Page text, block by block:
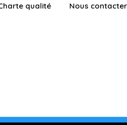
qualité Nous contacter